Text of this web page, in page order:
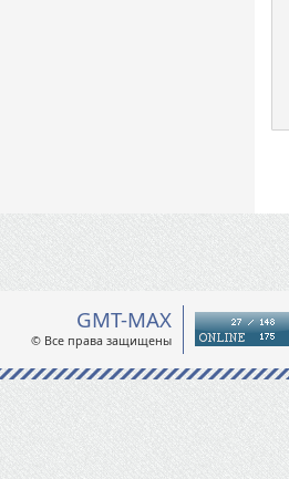
GMT-MAX
© Все права защищены